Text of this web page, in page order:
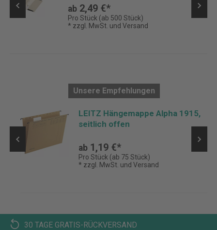
Rechts-/Linksheftung, mit Tasche
ab 2,49 €*
Pro Stück (ab 500 Stück)
* zzgl. MwSt. und Versand
Unsere Empfehlungen
LEITZ Hängemappe Alpha 1915,
seitlich offen
ab 1,19 €*
Pro Stück (ab 75 Stück)
* zzgl. MwSt. und Versand
30 TAGE GRATIS-RÜCKVERSAND